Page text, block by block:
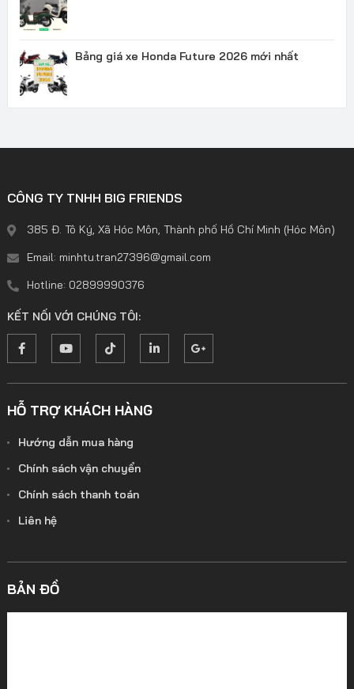
Bảng giá xe Honda Future 2026 mới nhất
CÔNG TY TNHH BIG FRIENDS
385 Đ. Tô Ký, Xã Hóc Môn, Thành phố Hồ Chí Minh (Hóc Môn)
Email: minhtu.tran27396@gmail.com
Hotline: 02899990376
KẾT NỐI VỚI CHÚNG TÔI:
HỖ TRỢ KHÁCH HÀNG
Hướng dẫn mua hàng
Chính sách vận chuyển
Chính sách thanh toán
Liên hệ
BẢN ĐỒ